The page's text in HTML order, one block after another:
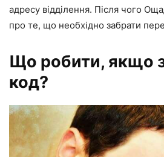
адресу відділення. Після чого
про те, що необхідно забрати
Що робити, якщо
код?